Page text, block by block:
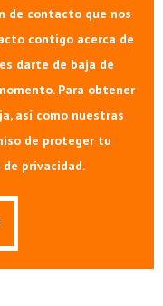
de contacto que nos
contigo acerca de
darte de baja de
Para obtener
así como nuestras
de proteger tu
privacidad.